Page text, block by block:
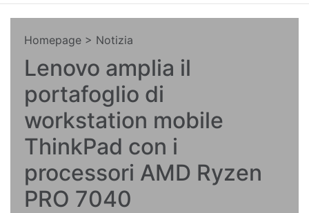
Homepage > Notizia
Lenovo amplia il
portafoglio di
workstation mobile
ThinkPad con i
processori AMD Ryzen
PRO 7040